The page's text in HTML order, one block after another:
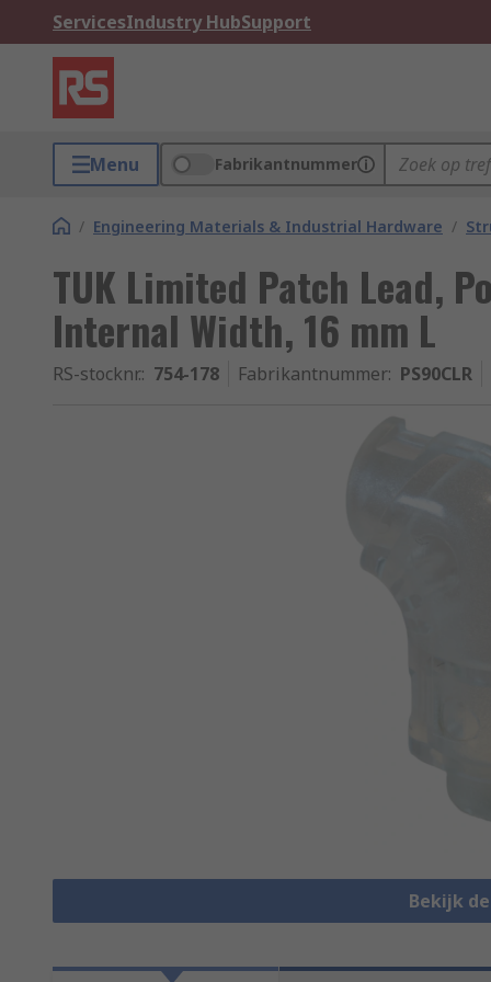
ServicesIndustry HubSupport
Menu Fabrikantnummer
/ Engineering Materials & Industrial Hardware /
TUK Limited Patch Lead,
Internal Width, 16 mm L
RS-stocknr.: 754-178 Fabrikantnummer: PS90CLR
Bekijk